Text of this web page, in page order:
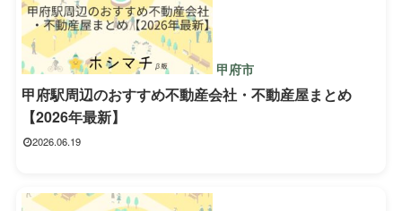
甲府市
甲府駅周辺のおすすめ不動産会社・不動産屋まとめ
【2026年最新】
2026.06.19